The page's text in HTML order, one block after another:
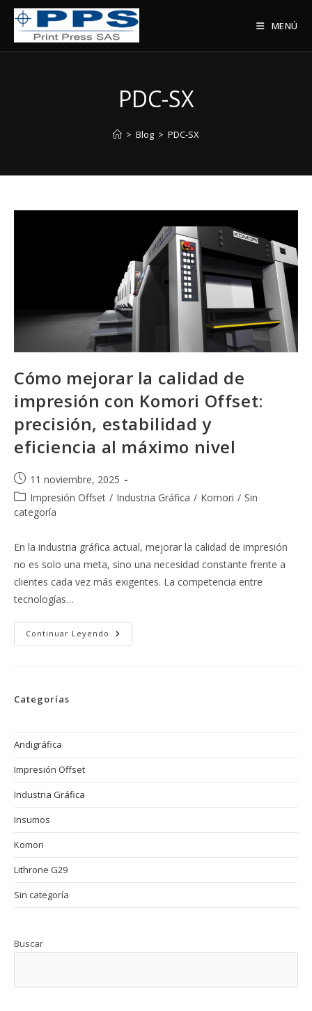
Saltar
contenido
MENÚ
PDC-SX
> Blog > PDC-SX
Cómo mejorar la calidad de
impresión con Komori Offset:
precisión, estabilidad y
eficiencia al máximo nivel
Publicación
de
la
entrada:
11 noviembre, 2025
Categoría
de
entrada:
Impresión Offset / Industria Gráfica / Komori / Sin
categoría
En la industria gráfica actual, mejorar la calidad de impresión
no es solo una meta, sino una necesidad constante frente a
clientes cada vez más exigentes. La competencia entre
tecnologías…
Continuar Leyendo Cómo
Mejorar
Categorías
Andigráfica
Impresión Offset
Industria Gráfica
Insumos
Komori
Lithrone G29
Sin categoría
Buscar